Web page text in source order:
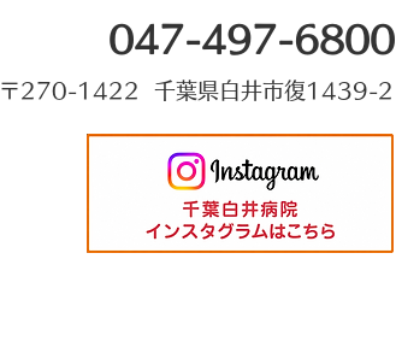
047-497-6800
〒270-1422 千葉県白井市復1439-2